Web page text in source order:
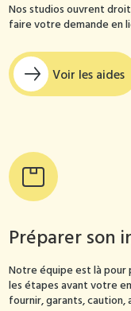
Nos studios ouvrent
faire votre demande en
Voir les aides
Préparer son
Notre équipe est là
les étapes avant votre
fournir, garants, caution,